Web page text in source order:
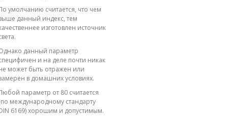
умолчанию считается, что чем
данный индекс, тем
изготовлен источник
данный параметр
и на деле почти никак
может быть отражен или
в домашних условиях.
параметр от 80 считается
международному стандарту
6169) хорошим и допустимым.